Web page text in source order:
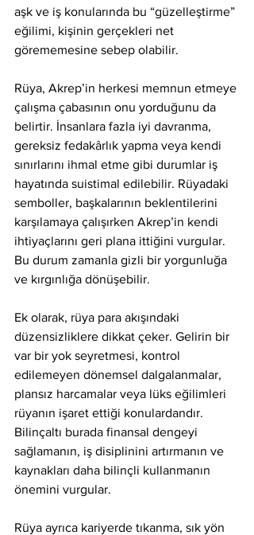
aşk ve iş konularında bu “güzelleştirme”
eğilimi, kişinin gerçekleri net
görememesine sebep olabilir.
Rüya, Akrep’in herkesi memnun etmeye
çalışma çabasının onu yorduğunu da
belirtir. İnsanlara fazla iyi davranma,
gereksiz fedakârlık yapma veya kendi
sınırlarını ihmal etme gibi durumlar iş
hayatında suistimal edilebilir. Rüyadaki
semboller, başkalarının beklentilerini
karşılamaya çalışırken Akrep’in kendi
ihtiyaçlarını geri plana ittiğini vurgular.
Bu durum zamanla gizli bir yorgunluğa
ve kırgınlığa dönüşebilir.
Ek olarak, rüya para akışındaki
düzensizliklere dikkat çeker. Gelirin bir
var bir yok seyretmesi, kontrol
edilemeyen dönemsel dalgalanmalar,
plansız harcamalar veya lüks eğilimleri
rüyanın işaret ettiği konulardandır.
Bilinçaltı burada finansal dengeyi
sağlamanın, iş disiplinini artırmanın ve
kaynakları daha bilinçli kullanmanın
önemini vurgular.
Rüya ayrıca kariyerde tıkanma, sık yön